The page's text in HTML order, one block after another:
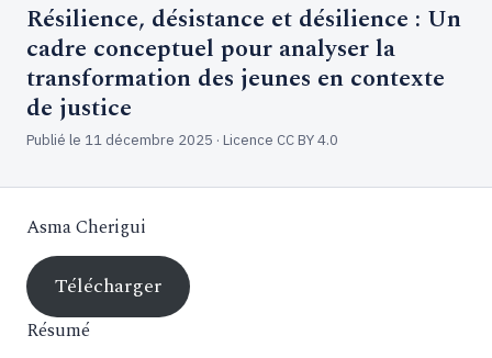
Résilience, désistance et désilience : Un
cadre conceptuel pour analyser la
transformation des jeunes en contexte
de justice
Publié le 11 décembre 2025 · Licence CC BY 4.0
Asma Cherigui
Télécharger
Résumé